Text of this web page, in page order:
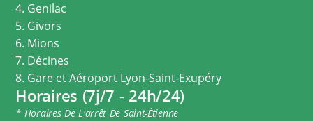
4. Genilac
5. Givors
6. Mions
7. Décines
8. Gare et Aéroport Lyon-Saint-Exupéry
Horaires (7j/7 - 24h/24)
* Horaires De L'arrêt De Saint-Étienne